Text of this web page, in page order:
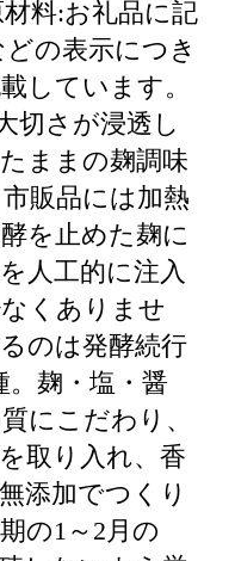
料:お礼品に記
の表示につき
しています。
切さが浸透し
ままの麹調味
販品には加熱
を止めた麹に
人工的に注入
くありませ
のは発酵続行
。麹・塩・醤
にこだわり、
取り入れ、香
添加でつくり
の1～2月の